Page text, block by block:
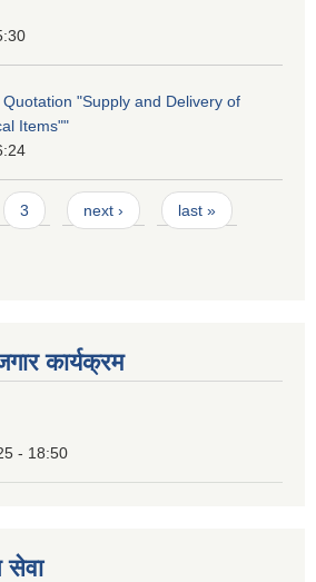
"Supply and Delivery of
Items""
3 next › last »
कार्यक्रम
- 18:50
सेवा